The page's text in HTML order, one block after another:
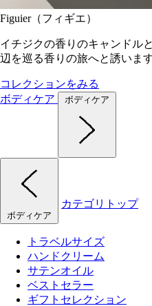
Figuier（フィギエ）
イチジクの香りのキャンドル
辺を巡る香りの旅へと誘います
コレクションをみる
ボディケア
ボディケア
ボディケア
カテゴリトップ
トラベルサイズ
ハンドクリーム
サテンオイル
ベストセラー
ギフトセレクション